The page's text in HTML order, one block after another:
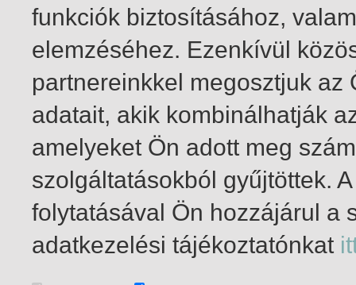
1-14 / összesen 14 találat
funkciók biztosításához,
elemzéséhez. Ezenkívül
partnereinkkel megosztjuk
adatait, akik kombinálhatják
amelyeket Ön adott meg
szolgáltatásokból gyűjtöttek.
folytatásával Ön hozzájárul a
adatkezelési tájékoztatónkat